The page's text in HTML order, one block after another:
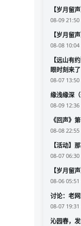
【岁月留
08-09 21:50
【岁月留
08-08 10:04
【远山有
眼时刻来了
08-07 13:50
缘浅缘深
08-09 12:36
08-08 22:55
【活动】
08-07 06:30
【岁月留
08-06 05:51
讨论：老
08-07 19:31
沁园春，